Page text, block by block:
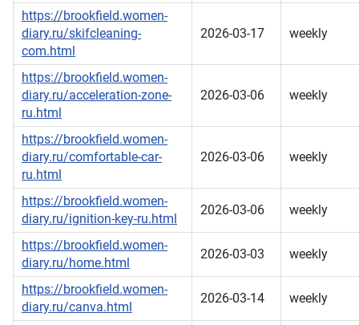
https://brookfield.women-
diary.ru/skifcleaning-
com.html
2026-03-17 weekly
https://brookfield.women-
diary.ru/acceleration-zone-
ru.html
2026-03-06 weekly
https://brookfield.women-
diary.ru/comfortable-car-
ru.html
2026-03-06 weekly
https://brookfield.women-
diary.ru/ignition-key-ru.html
2026-03-06 weekly
https://brookfield.women-
diary.ru/home.html
2026-03-03 weekly
https://brookfield.women-
diary.ru/canva.html
2026-03-14 weekly